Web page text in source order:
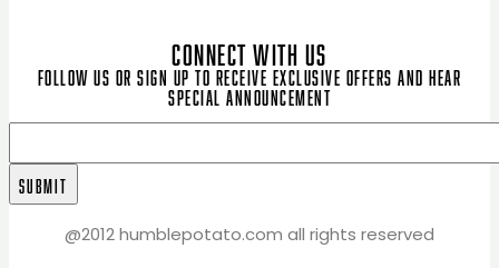
CONNECT WITH US
Follow us or sign up to receive exclusive offers and hear
special announcement
@2012 humblepotato.com all rights reserved